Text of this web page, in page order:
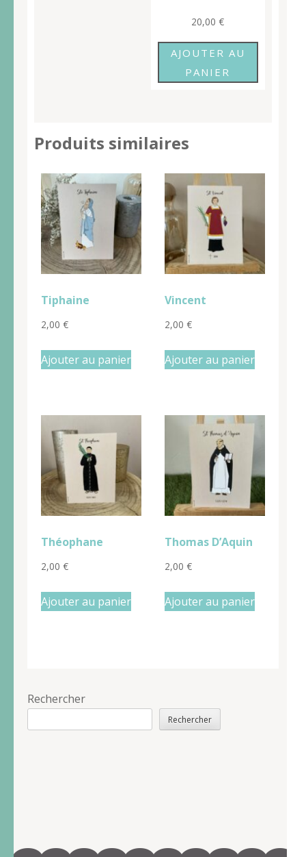
20,00€
AJOUTER AU
PANIER
Produits similaires
Tiphaine
2,00 €
Ajouter au panier
Vincent
2,00 €
Ajouter au panier
Théophane
2,00 €
Ajouter au panier
Thomas D’Aquin
2,00 €
Ajouter au panier
Rechercher
Rechercher